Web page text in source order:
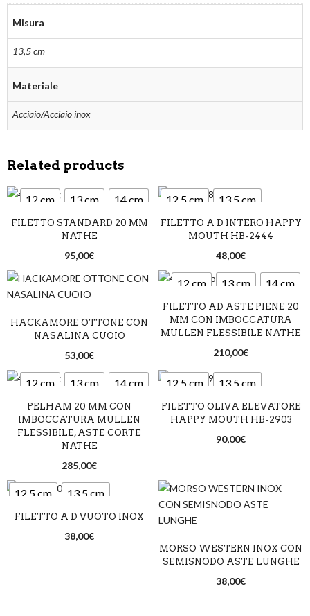
Misura
13,5 cm
Materiale
Acciaio/Acciaio inox
Related products
12 cm 13 cm 14 cm
FILETTO STANDARD 20 MM
NATHE
95,00€
12,5 cm
13,5 cm
14,5 cm
FILETTO A D INTERO HAPPY
MOUTH HB-2444
48,00€
HACKAMORE OTTONE CON
NASALINA CUOIO
53,00€
12 cm 13 cm 14 cm
FILETTO AD ASTE PIENE 20
MM CON IMBOCCATURA
MULLEN FLESSIBILE NATHE
210,00€
12 cm 13 cm 14 cm
PELHAM 20 MM CON
IMBOCCATURA MULLEN
FLESSIBILE, ASTE CORTE
NATHE
285,00€
12,5 cm
13,5 cm
14,5 cm
FILETTO OLIVA ELEVATORE
HAPPY MOUTH HB-2903
90,00€
12,5 cm
13,5 cm
14,5 cm
FILETTO A D VUOTO INOX
38,00€
MORSO WESTERN INOX CON
SEMISNODO ASTE LUNGHE
38,00€